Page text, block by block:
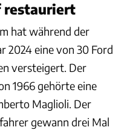
restauriert
hat während der
2024 eine von 30 Ford
versteigert. Der
1966 gehörte eine
Maglioli. Der
gewann drei Mal